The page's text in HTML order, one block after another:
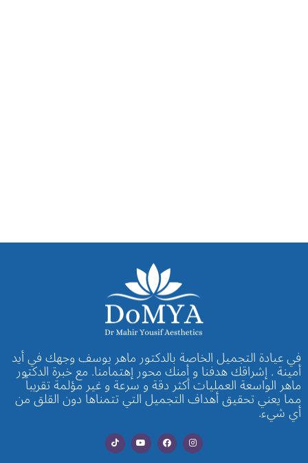
في عيادة التجميل الخاصة بالدكتور ماهر يوسف وجهك في أيد
أمينة . إشراقك هدفنا و أمنك محور إهتمامنا. مع خبرة الدكتور
ماهر الواسعة العمليات أكثر دقة و سرعة و غير مؤلمة تقريباً
مما يعني تحقيق أهداف التجميل التي تتمناها دون القلق من
أي شيء.